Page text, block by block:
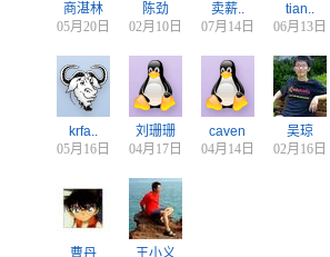
商湛林
05月20日
陈劲
02月10日
卖薪..
07月14日
tian..
06月13日
krfa..
05月16日
刘珊珊
04月17日
caven
04月14日
吴琼
02月16日
曹丹
王小义